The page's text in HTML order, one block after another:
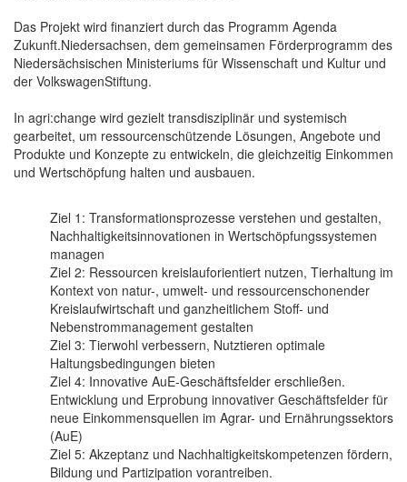
Das Projekt wird finanziert durch das Programm Agenda
Zukunft.Niedersachsen, dem gemeinsamen Förderprogramm des
Niedersächsischen Ministeriums für Wissenschaft und Kultur und
der VolkswagenStiftung.
In agri:change wird gezielt transdisziplinär und systemisch
gearbeitet, um ressourcenschützende Lösungen, Angebote und
Produkte und Konzepte zu entwickeln, die gleichzeitig Einkommen
und Wertschöpfung halten und ausbauen.
Ziel 1: Transformationsprozesse verstehen und gestalten,
Nachhaltigkeitsinnovationen in Wertschöpfungssystemen
managen
Ziel 2: Ressourcen kreislauforientiert nutzen, Tierhaltung im
Kontext von natur-, umwelt- und ressourcenschonender
Kreislaufwirtschaft und ganzheitlichem Stoff- und
Nebenstrommanagement gestalten
Ziel 3: Tierwohl verbessern, Nutztieren optimale
Haltungsbedingungen bieten
Ziel 4: Innovative AuE-Geschäftsfelder erschließen.
Entwicklung und Erprobung innovativer Geschäftsfelder für
neue Einkommensquellen im Agrar- und Ernährungssektors
(AuE)
Ziel 5: Akzeptanz und Nachhaltigkeitskompetenzen fördern,
Bildung und Partizipation vorantreiben.